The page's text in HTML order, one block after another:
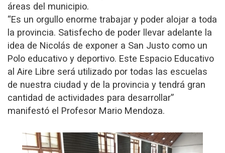
áreas del municipio.
“Es un orgullo enorme trabajar y poder alojar a toda
la provincia. Satisfecho de poder llevar adelante la
idea de Nicolás de exponer a San Justo como un
Polo educativo y deportivo. Este Espacio Educativo
al Aire Libre será utilizado por todas las escuelas
de nuestra ciudad y de la provincia y tendrá gran
cantidad de actividades para desarrollar”
manifestó el Profesor Mario Mendoza.